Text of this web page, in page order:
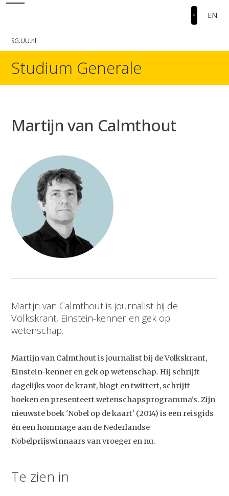
EN
SG.UU.nl
Studium Generale
Martijn van Calmthout
Martijn van Calmthout is journalist bij de
Volkskrant, Einstein-kenner en gek op
wetenschap.
Martijn van Calmthout is journalist bij de Volkskrant,
Einstein-kenner en gek op wetenschap. Hij schrijft
dagelijks voor de krant, blogt en twittert, schrijft
boeken en presenteert wetenschapsprogramma's. Zijn
nieuwste boek 'Nobel op de kaart' (2014) is een reisgids
én een hommage aan de Nederlandse
Nobelprijswinnaars van vroeger en nu.
Te zien in